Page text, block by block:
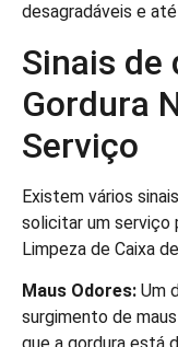
desagradáveis e
Sinais de
Gordura
Serviço
Existem vários
solicitar um serviço
Limpeza de Caixa
Maus Odores: Um
surgimento de